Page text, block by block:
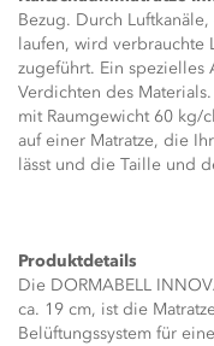
Bezug. Durch
laufen, wird verbrauchte
zugeführt. Ein
Verdichten des
mit Raumgewicht 60 kg/
auf einer Matratze, die
lässt und die Taille und
Produktdetails
Die DORMABELL
ca. 19 cm, ist die
Belüftungssystem für